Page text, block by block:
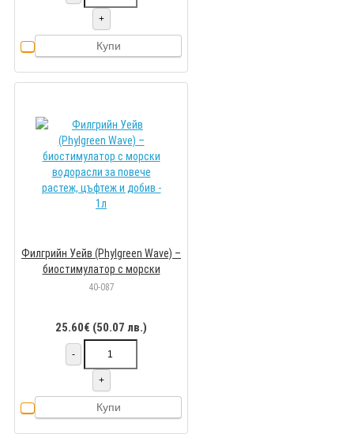
+
Купи
Филгрийн Уейв (Phylgreen Wave) –
биостимулатор с морски
водорасли за повече растеж,
40-087
25.60€ (50.07 лв.)
-
+
Купи